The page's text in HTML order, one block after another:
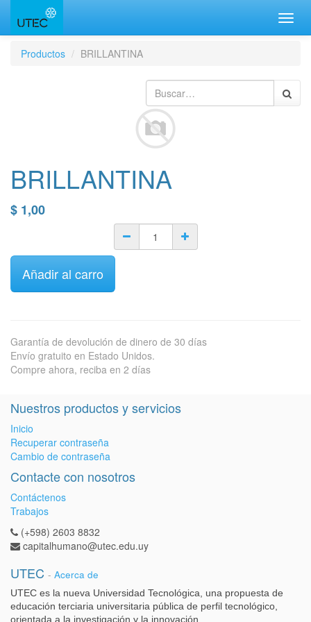
Productos
BRILLANTINA
BRILLANTINA
$ 1,00
Añadir al carro
Garantía de devolución de dinero de 30 días
Envío gratuito en Estado Unidos.
Compre ahora, reciba en 2 días
Nuestros productos y servicios
Inicio
Recuperar contraseña
Cambio de contraseña
Contacte con nosotros
Contáctenos
Trabajos
(+598) 2603 8832
capitalhumano@utec.edu.uy
UTEC - Acerca de
UTEC es la nueva Universidad Tecnológica, una propuesta de
educación terciaria universitaria pública de perfil tecnológico,
orientada a la investigación y la innovación.